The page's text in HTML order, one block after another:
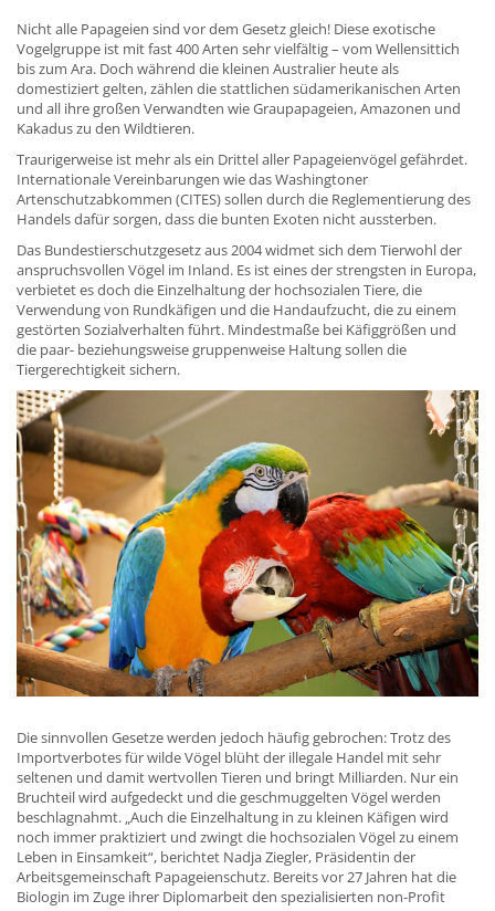
Nicht alle Papageien sind vor dem Gesetz gleich! Diese exotische
Vogelgruppe ist mit fast 400 Arten sehr vielfältig – vom Wellensittich
bis zum Ara. Doch während die kleinen Australier heute als
domestiziert gelten, zählen die stattlichen südamerikanischen Arten
und all ihre großen Verwandten wie Graupapageien, Amazonen und
Kakadus zu den Wildtieren.
Traurigerweise ist mehr als ein Drittel aller Papageienvögel gefährdet.
Internationale Vereinbarungen wie das Washingtoner
Artenschutzabkommen (CITES) sollen durch die Reglementierung des
Handels dafür sorgen, dass die bunten Exoten nicht aussterben.
Das Bundestierschutzgesetz aus 2004 widmet sich dem Tierwohl der
anspruchsvollen Vögel im Inland. Es ist eines der strengsten in Europa,
verbietet es doch die Einzelhaltung der hochsozialen Tiere, die
Verwendung von Rundkäfigen und die Handaufzucht, die zu einem
gestörten Sozialverhalten führt. Mindestmaße bei Käfiggrößen und
die paar- beziehungsweise gruppenweise Haltung sollen die
Tiergerechtigkeit sichern.
Die sinnvollen Gesetze werden jedoch häufig gebrochen: Trotz des
Importverbotes für wilde Vögel blüht der illegale Handel mit sehr
seltenen und damit wertvollen Tieren und bringt Milliarden. Nur ein
Bruchteil wird aufgedeckt und die geschmuggelten Vögel werden
beschlagnahmt. „Auch die Einzelhaltung in zu kleinen Käfigen wird
noch immer praktiziert und zwingt die hochsozialen Vögel zu einem
Leben in Einsamkeit“, berichtet Nadja Ziegler, Präsidentin der
Arbeitsgemeinschaft Papageienschutz. Bereits vor 27 Jahren hat die
Biologin im Zuge ihrer Diplomarbeit den spezialisierten non-Profit